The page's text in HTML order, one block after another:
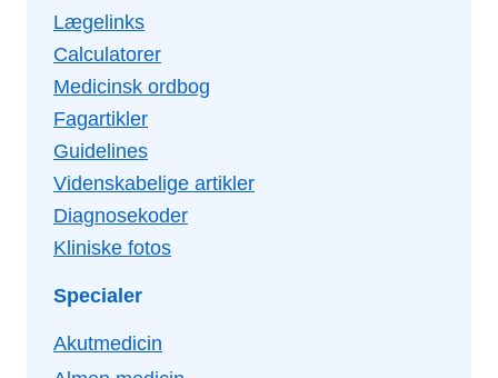
Lægelinks
Calculatorer
Medicinsk ordbog
Fagartikler
Guidelines
Videnskabelige artikler
Diagnosekoder
Kliniske fotos
Specialer
Akutmedicin